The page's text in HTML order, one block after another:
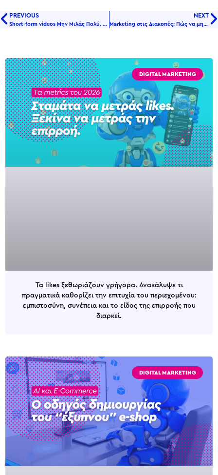
PREVIOUS
Short-form videos Μην Μιλάς Πολύ. Παίξε τώρα!
NEXT
Marketing στις Διακοπές: Πώς να μη σε ξεχάσει το κοινό σου όταν… διακοπάρει!
DIGITAL MARKETING
Τα likes ξεθωριάζουν γρήγορα. Ανακάλυψε τι
πραγματικά καθορίζει την επιτυχία του περιεχομένου:
εμπιστοσύνη, συνέπεια και το είδος της επιρροής που
διαρκεί.
DIGITAL MARKETING